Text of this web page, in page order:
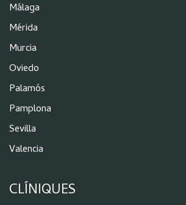
Málaga
Mérida
Murcia
Oviedo
Palamós
Pamplona
Sevilla
Valencia
CLÍNIQUES